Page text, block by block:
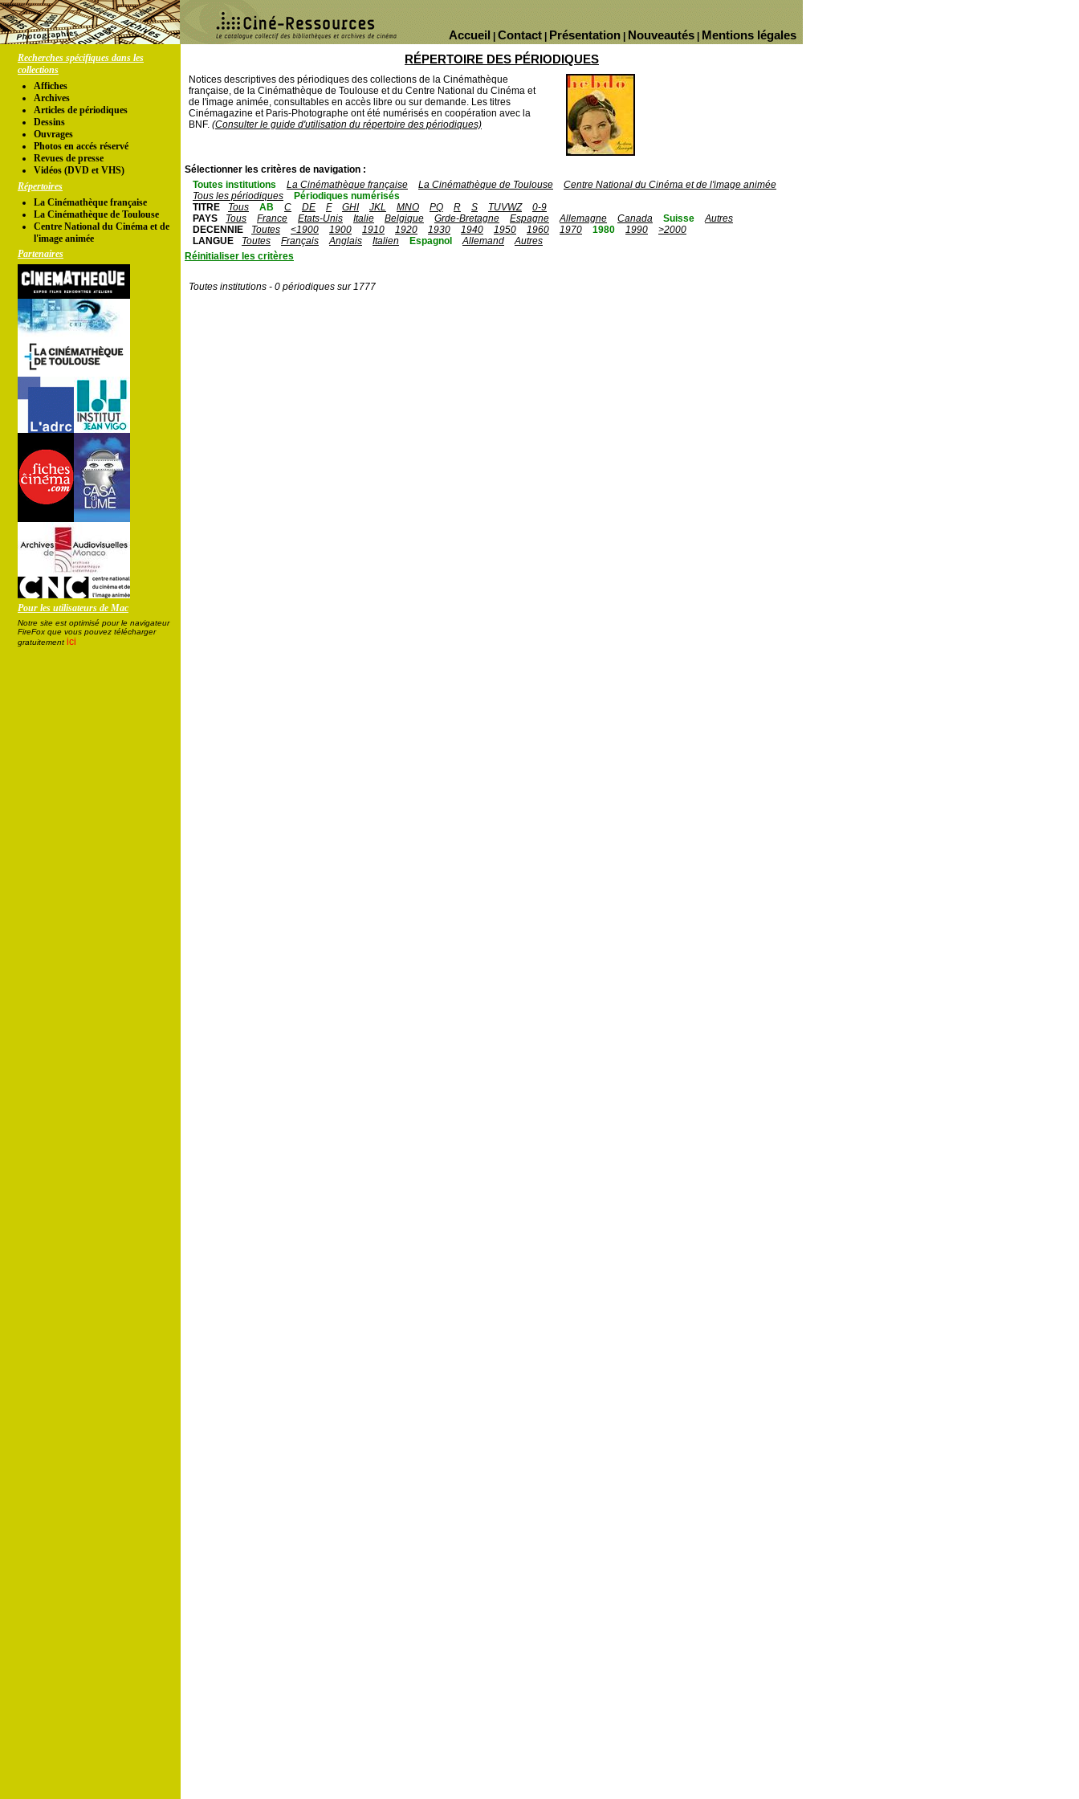
Mentions légales
Nouveautés
Présentation
Contact
Accueil
Recherches spécifiques dans les
collections
Affiches
Archives
Articles de périodiques
Dessins
Ouvrages
Photos en accés réservé
Revues de presse
Vidéos (DVD et VHS)
Répertoires
La Cinémathèque française
La Cinémathèque de Toulouse
Centre National du Cinéma et de
l'image animée
Partenaires
Pour les utilisateurs de Mac
Notre site est optimisé pour le navigateur
FireFox que vous pouvez télécharger
gratuitement ici
RÉPERTOIRE DES PÉRIODIQUES
Notices descriptives des périodiques des collections de la Cinémathèque
française, de la Cinémathèque de Toulouse et du Centre National du Cinéma et
de l'image animée, consultables en accès libre ou sur demande. Les titres
Cinémagazine et Paris-Photographe ont été numérisés en coopération avec la
BNF. (Consulter le guide d'utilisation du répertoire des périodiques)
Sélectionner les critères de navigation :
Toutes institutions
La Cinémathèque française La Cinémathèque de Toulouse
Centre National du Cinéma et de l'image animée
Tous les périodiques
Périodiques numérisés
TITRE
Tous AB C DE F GHI JKL MNO PQ R S TUVWZ
0-9
PAYS
Tous France Etats-Unis Italie Belgique Grde-Bretagne Espagne Allemagne Canada Suisse
Autres
DECENNIE
Toutes <1900 1900 1910 1920 1930 1940 1950 1960 1970 1980 1990
>2000
LANGUE
Toutes Français Anglais Italien Espagnol Allemand
Autres
Réinitialiser les critères
Toutes institutions - 0 périodiques sur 1777